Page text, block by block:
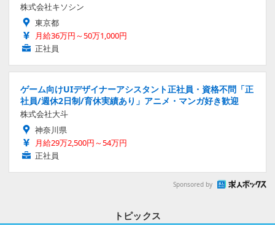
株式会社キソシン
東京都
月給36万円～50万1,000円
正社員
ゲーム向けUIデザイナーアシスタント正社員・資格不問「正
社員/週休2日制/育休実績あり」アニメ・マンガ好き歓迎
株式会社大斗
神奈川県
月給29万2,500円～54万円
正社員
Sponsored by
トピックス